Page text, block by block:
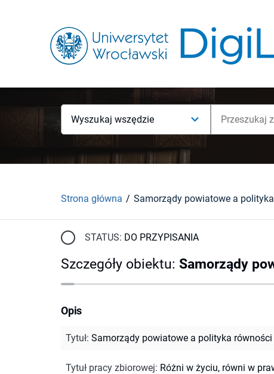
Wyszukaj wszędzie
Strona główna Samorządy powiatowe a
STATUS: DO PRZYPISANIA
Szczegóły obiektu: Samorządy
Opis
Tytuł: Samorządy powiatowe a polityka równości
Tytuł pracy zbiorowej: Różni w życiu, równi w